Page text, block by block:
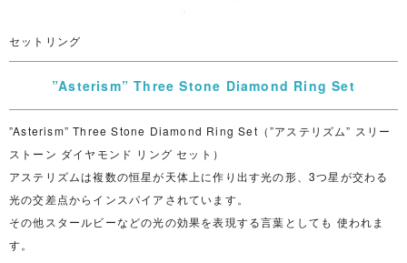
セットリング
”Asterism” Three Stone Diamond Ring Set
”Asterism” Three Stone Diamond Ring Set（”アステリズム” スリー
ストーン ダイヤモンド リング セット）
アステリズムは複数の恒星が天体上に作り出す光の形、3つ星が交わる
光の交差点からインスパイアされています。
その他スタールビーなどの光の効果を表現する言葉としても 使われま
す。